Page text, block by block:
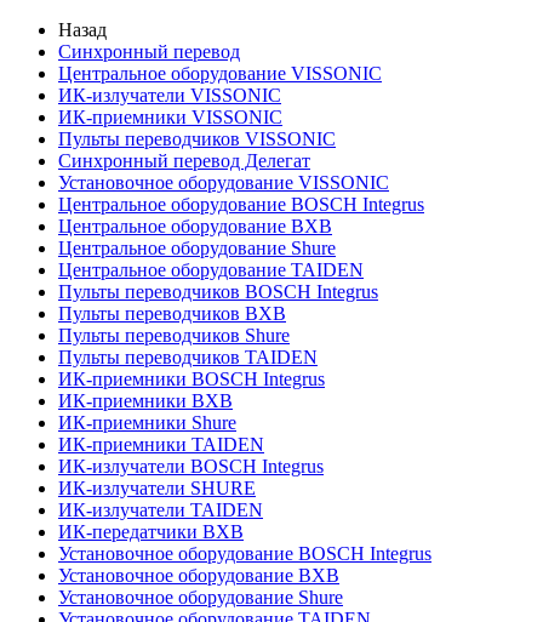
Назад
Синхронный перевод
Центральное оборудование VISSONIC
ИК-излучатели VISSONIC
ИК-приемники VISSONIC
Пульты переводчиков VISSONIC
Синхронный перевод Делегат
Установочное оборудование VISSONIC
Центральное оборудование BOSCH Integrus
Центральное оборудование BXB
Центральное оборудование Shure
Центральное оборудование TAIDEN
Пульты переводчиков BOSCH Integrus
Пульты переводчиков BXB
Пульты переводчиков Shure
Пульты переводчиков TAIDEN
ИК-приемники BOSCH Integrus
ИК-приемники BXB
ИК-приемники Shure
ИК-приемники TAIDEN
ИК-излучатели BOSCH Integrus
ИК-излучатели SHURE
ИК-излучатели TAIDEN
ИК-передатчики BXB
Установочное оборудование BOSCH Integrus
Установочное оборудование BXB
Установочное оборудование Shure